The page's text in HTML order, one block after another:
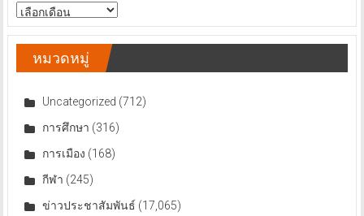
สารบัญ
ข่าว
หมวดหมู่
Uncategorized (712)
การศึกษา (316)
การเมือง (168)
กีฬา (245)
ข่าวประชาสัมพันธ์ (17,065)